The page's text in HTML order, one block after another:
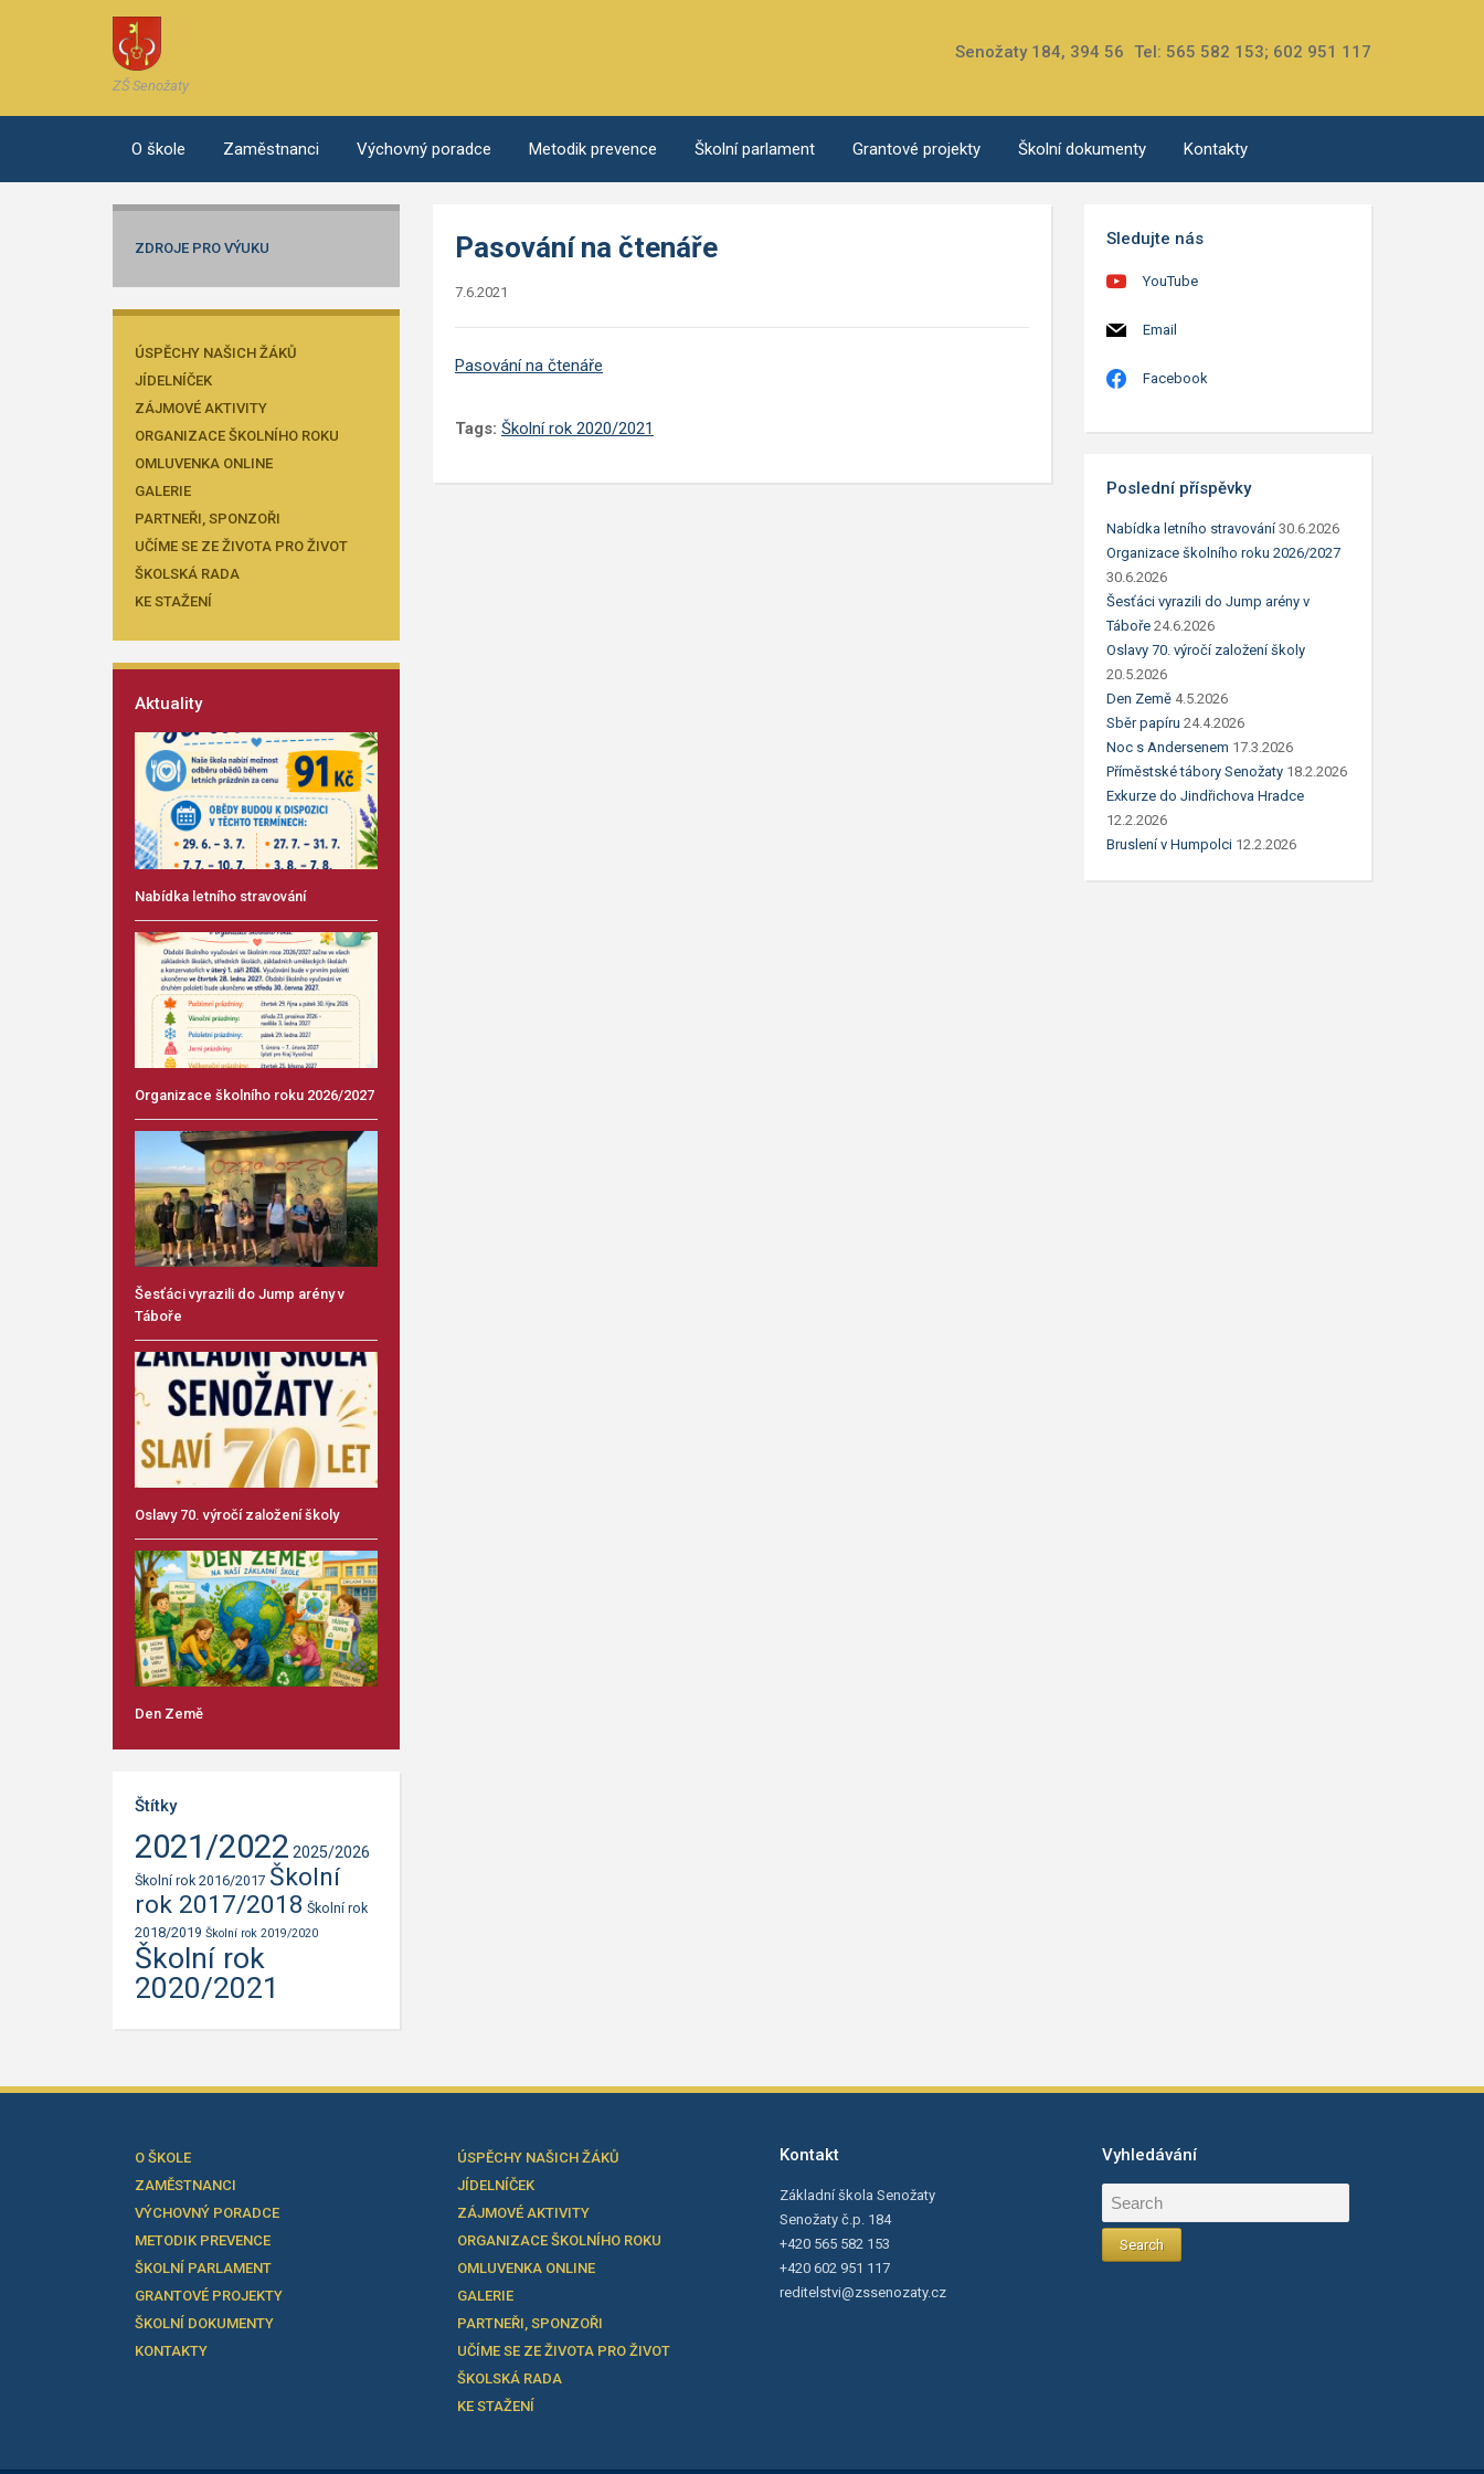
ZŠ Senožaty
Senožaty 184, 394 56 Tel: 565 582 153; 602 951 117
O škole Zaměstnanci Výchovný poradce Metodik prevence Školní parlament Grantové projekty Školní dokumenty Kontakty
ZDROJE PRO VÝUKU
ÚSPĚCHY NAŠICH ŽÁKŮ
JÍDELNÍČEK
ZÁJMOVÉ AKTIVITY
ORGANIZACE ŠKOLNÍHO ROKU
OMLUVENKA ONLINE
GALERIE
PARTNEŘI, SPONZOŘI
UČÍME SE ZE ŽIVOTA PRO ŽIVOT
ŠKOLSKÁ RADA
KE STAŽENÍ
Aktuality
Nabídka letního stravování
Organizace školního roku 2026/2027
Šesťáci vyrazili do Jump arény v
Táboře
Oslavy 70. výročí založení školy
Den Země
Štítky
2021/2022 2025/2026
Školní rok 2016/2017 Školní
rok 2017/2018 Školní rok
2018/2019 Školní rok 2019/2020
Školní rok
2020/2021
Pasování na čtenáře
7.6.2021
Pasování na čtenáře
Tags: Školní rok 2020/2021
Sledujte nás
YouTube
Email
Facebook
Poslední příspěvky
Nabídka letního stravování 30.6.2026
Organizace školního roku 2026/2027
30.6.2026
Šesťáci vyrazili do Jump arény v
Táboře 24.6.2026
Oslavy 70. výročí založení školy
20.5.2026
Den Země 4.5.2026
Sběr papíru 24.4.2026
Noc s Andersenem 17.3.2026
Příměstské tábory Senožaty 18.2.2026
Exkurze do Jindřichova Hradce
12.2.2026
Bruslení v Humpolci 12.2.2026
O ŠKOLE
ZAMĚSTNANCI
VÝCHOVNÝ PORADCE
METODIK PREVENCE
ŠKOLNÍ PARLAMENT
GRANTOVÉ PROJEKTY
ŠKOLNÍ DOKUMENTY
KONTAKTY
ÚSPĚCHY NAŠICH ŽÁKŮ
JÍDELNÍČEK
ZÁJMOVÉ AKTIVITY
ORGANIZACE ŠKOLNÍHO ROKU
OMLUVENKA ONLINE
GALERIE
PARTNEŘI, SPONZOŘI
UČÍME SE ZE ŽIVOTA PRO ŽIVOT
ŠKOLSKÁ RADA
KE STAŽENÍ
Kontakt
Základní škola Senožaty
Senožaty č.p. 184
+420 565 582 153
+420 602 951 117
reditelstvi@zssenozaty.cz
Vyhledávání